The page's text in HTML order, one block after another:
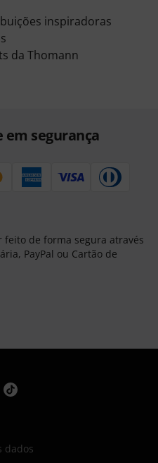
inspiradoras
da Thomann
em segurança
feito de forma segura através
PayPal ou Cartão de
dados